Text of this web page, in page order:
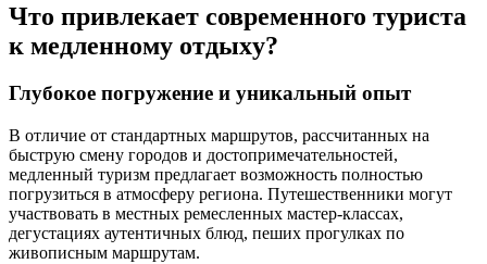
Что привлекает современного туриста
к медленному отдыхy?
Глубокое погружение и уникальный опыт
В отличие от стандартных маршрутов, рассчитанных на
быструю смену городов и достопримечательностей,
медленный туризм предлагает возможность полностью
погрузиться в атмосферу региона. Путешественники могут
участвовать в местных ремесленных мастер-классах,
дегустациях аутентичных блюд, пеших прогулках по
живописным маршрутам.